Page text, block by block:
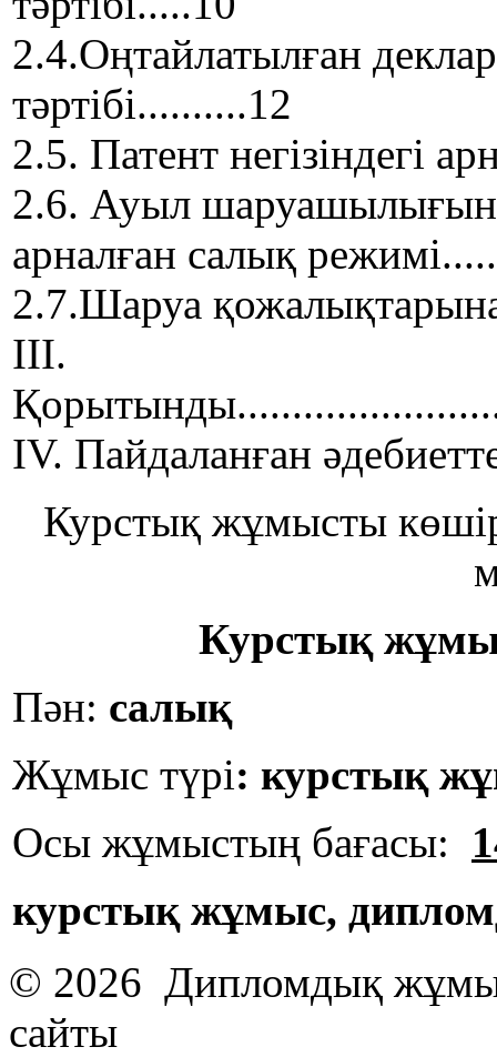
2.4.Оңтайлатылған
тәртібі..........12
2.5. Патент негізіндегі
2.6. Ауыл
арналған салық
2.7.Шаруа қожалықтарына
III.
IV. Пайдаланған
Курстық жұмысты
Курстық
Пән: салық
Жұмыс түрі: курстық
Осы жұмыстың бағасы:
курстық жұмыс,
© 2026 Дипломдық
сайты